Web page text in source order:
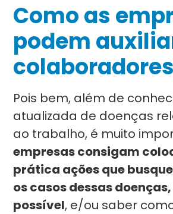
Como as
podem
Pois bem, além de
atualizada de doenças
ao trabalho, é muito
empresas consigam
prática ações que
os casos dessas
possível, e/ou saber